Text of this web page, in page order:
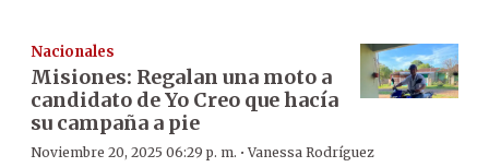
Nacionales
Misiones: Regalan una moto a
candidato de Yo Creo que hacía
su campaña a pie
Noviembre 20, 2025 06:29 p. m. ·Vanessa Rodríguez